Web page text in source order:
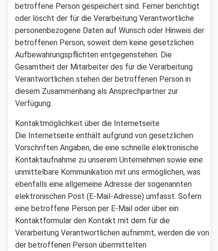
betroffene Person gespeichert sind. Ferner berichtigt
oder löscht der für die Verarbeitung Verantwortliche
personenbezogene Daten auf Wunsch oder Hinweis der
betroffenen Person, soweit dem keine gesetzlichen
Aufbewahrungspflichten entgegenstehen. Die
Gesamtheit der Mitarbeiter des für die Verarbeitung
Verantwortlichen stehen der betroffenen Person in
diesem Zusammenhang als Ansprechpartner zur
Verfügung.
Kontaktmöglichkeit über die Internetseite
Die Internetseite enthält aufgrund von gesetzlichen
Vorschriften Angaben, die eine schnelle elektronische
Kontaktaufnahme zu unserem Unternehmen sowie eine
unmittelbare Kommunikation mit uns ermöglichen, was
ebenfalls eine allgemeine Adresse der sogenannten
elektronischen Post (E-Mail-Adresse) umfasst. Sofern
eine betroffene Person per E-Mail oder über ein
Kontaktformular den Kontakt mit dem für die
Verarbeitung Verantwortlichen aufnimmt, werden die von
der betroffenen Person übermittelten